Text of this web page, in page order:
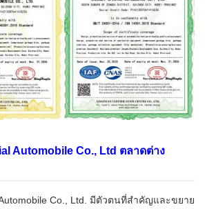
Automobile Co., Ltd ตลาดต่าง
Co., Ltd. มีตัวตนที่สําคัญและขยาย